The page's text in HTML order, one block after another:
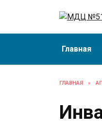
Главная
ГЛАВНАЯ »